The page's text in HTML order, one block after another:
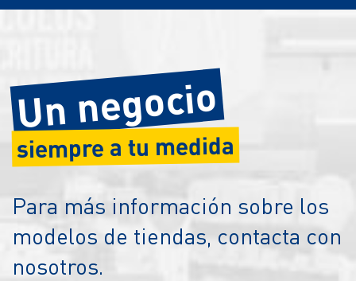
Un negocio
siempre a tu medida
Para más información sobre los
modelos de tiendas, contacta con
nosotros.